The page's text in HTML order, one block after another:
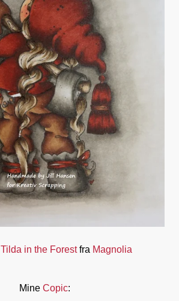
Tilda in the Forestfra Magnolia
Mine Copic: